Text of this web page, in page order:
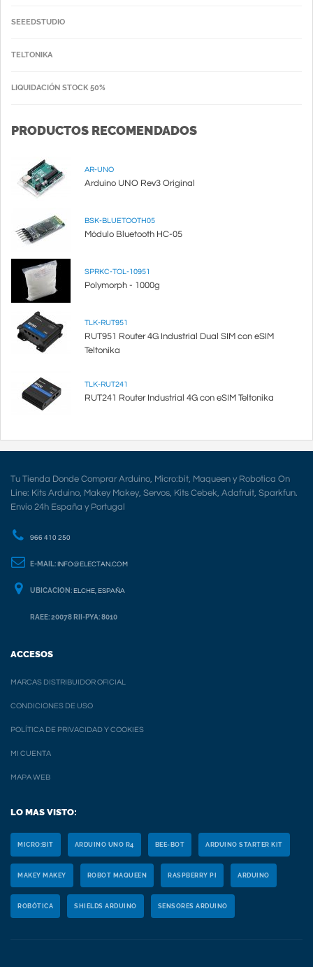
SEEEDSTUDIO
TELTONIKA
LIQUIDACIÓN STOCK 50%
PRODUCTOS RECOMENDADOS
AR-UNO
Arduino UNO Rev3 Original
BSK-BLUETOOTH05
Módulo Bluetooth HC-05
SPRKC-TOL-10951
Polymorph - 1000g
TLK-RUT951
RUT951 Router 4G Industrial Dual SIM con eSIM
Teltonika
TLK-RUT241
RUT241 Router Industrial 4G con eSIM Teltonika
Tu Tienda Donde Comprar Arduino, Micro:bit, Maqueen y Robotica On
Line: Kits Arduino, Makey Makey, Servos, Kits Cebek, Adafruit, Sparkfun.
Envio 24h España y Portugal
966 410 250
E-MAIL: INFO@ELECTAN.COM
UBICACION: ELCHE, ESPAÑA
RAEE: 20078 RII-PYA: 8010
ACCESOS
MARCAS DISTRIBUIDOR OFICIAL
CONDICIONES DE USO
POLÍTICA DE PRIVACIDAD Y COOKIES
MI CUENTA
MAPA WEB
LO MAS VISTO:
MICRO:BIT ARDUINO UNO R4 BEE-BOT ARDUINO STARTER KIT
MAKEY MAKEY ROBOT MAQUEEN RASPBERRY PI ARDUINO
ROBÓTICA SHIELDS ARDUINO SENSORES ARDUINO